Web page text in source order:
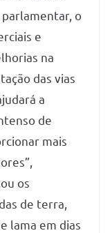
parlamentar, o
e
na
das vias
a
de
mais
os
de terra,
lama em dias